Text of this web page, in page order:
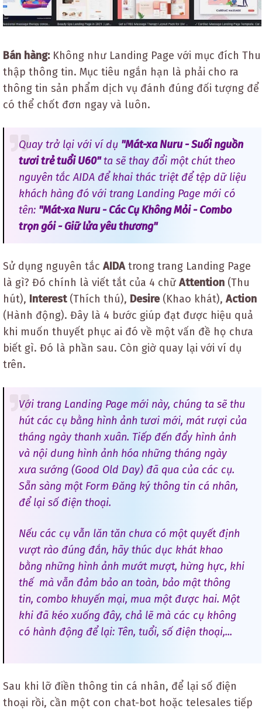
Bán hàng: Không như Landing Page với mục đích Thu
thập thông tin. Mục tiêu ngắn hạn là phải cho ra
thông tin sản phẩm dịch vụ đánh đúng đối tượng để
có thể chốt đơn ngay và luôn.
Quay trở lại với ví dụ "Mát-xa Nuru - Suối nguồn
tươi trẻ tuổi U60"ta sẽ thay đổi một chút theo
nguyên tắc AIDA để khai thác triệt để tệp dữ liệu
khách hàng đó với trang Landing Page mới có
tên: "Mát-xa Nuru - Các Cụ Không Mỏi - Combo
trọn gói - Giữ lửa yêu thương"
Sử dụng nguyên tắc AIDAtrong trang Landing Page
là gì? Đó chính là viết tắt của 4 chữ Attention (Thu
hút), Interest (Thích thú), Desire (Khao khát), Action
(Hành động). Đây là 4 bước giúp đạt được hiệu quả
khi muốn thuyết phục ai đó về một vấn đề họ chưa
biết gì. Đó là phần sau. Còn giờ quay lại với ví dụ
trên.
Với trang Landing Page mới này, chúng ta sẽ thu
hút các cụ bằng hình ảnh tươi mới, mát rượi của
tháng ngày thanh xuân. Tiếp đến đẩy hình ảnh
và nội dung hình ảnh hóa những tháng ngày
xưa sướng (Good Old Day) đã qua của các cụ.
Sẵn sàng một Form Đăng ký thông tin cá nhân,
để lại số điện thoại.
Nếu các cụ vẫn lăn tăn chưa có một quyết định
vượt rào đúng đắn, hãy thúc dục khát khao
bằng những hình ảnh mướt mượt, hừng hực, khi
thế mà vẫn đảm bảo an toàn, bảo mật thông
tin, combo khuyến mại, mua một được hai. Một
khi đã kéo xuống đây, chả lẽ mà các cụ không
có hành động để lại: Tên, tuổi, số điện thoại,...
Sau khi lỡ điền thông tin cá nhân, để lại số điện
thoại rồi, cần một con chat-bot hoặc telesales tiếp